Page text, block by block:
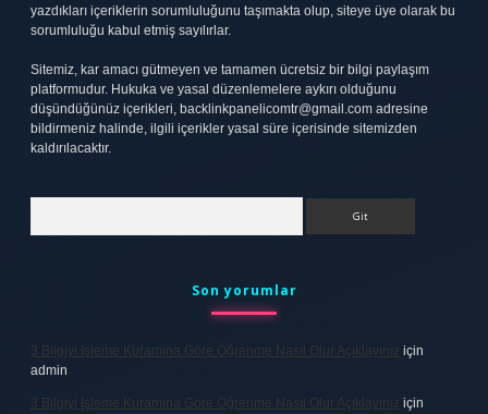
yazdıkları içeriklerin sorumluluğunu taşımakta olup, siteye üye olarak bu
sorumluluğu kabul etmiş sayılırlar.
Sitemiz, kar amacı gütmeyen ve tamamen ücretsiz bir bilgi paylaşım
platformudur. Hukuka ve yasal düzenlemelere aykırı olduğunu
düşündüğünüz içerikleri, backlinkpanelicomtr@gmail.com adresine
bildirmeniz halinde, ilgili içerikler yasal süre içerisinde sitemizden
kaldırılacaktır.
Son yorumlar
3 Bilgiyi Işleme Kuramına Göre Öğrenme Nasıl Olur Açıklayınız için
admin
3 Bilgiyi Işleme Kuramına Göre Öğrenme Nasıl Olur Açıklayınız için